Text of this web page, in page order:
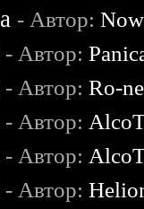
- Автор:
- Автор:
- Автор:Ro-
- Автор:
- Автор:
- Автор: